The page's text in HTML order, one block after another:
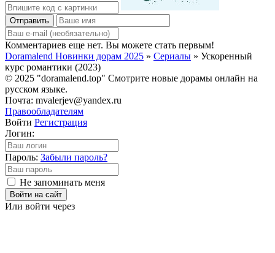
Отправить
Комментариев еще нет. Вы можете стать первым!
Doramalend Новинки дорам 2025 » Сериалы » Ускоренный
курс романтики (2023)
© 2025 "doramalend.top" Смотрите новые дорамы онлайн на
русском языке.
Почта: mvalerjev@yandex.ru
Правообладателям
Войти Регистрация
Логин:
Пароль: Забыли пароль?
Не запоминать меня
Войти на сайт
Или войти через